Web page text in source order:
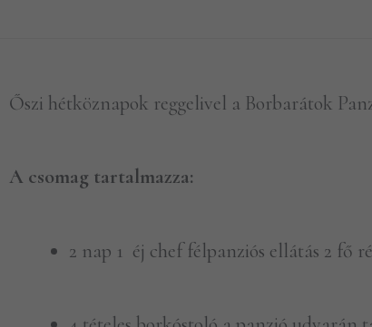
Őszi hétköznapok reggelivel a Borbarátok
A csomag tartalmazza:
2 nap 1 éj chef félpanziós ellátás 2 fő